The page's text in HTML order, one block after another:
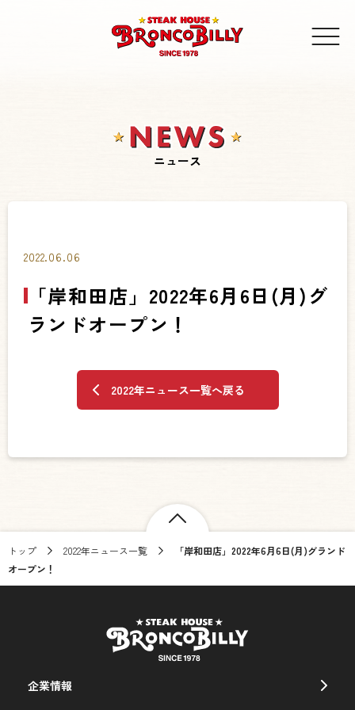
ニュース
2022.06.06
「岸和田店」2022年6月6日(月)グ
ランドオープン！
2022年ニュース一覧へ戻る
トップ 2022年ニュース一覧
「岸和田店」2022年6月6日(月)グランド
オープン！
企業情報